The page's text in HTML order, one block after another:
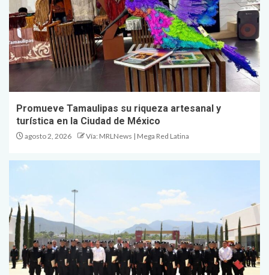
Promueve Tamaulipas su riqueza artesanal y
turística en la Ciudad de México
agosto 2, 2026 Vía: MRLNews | Mega Red Latina